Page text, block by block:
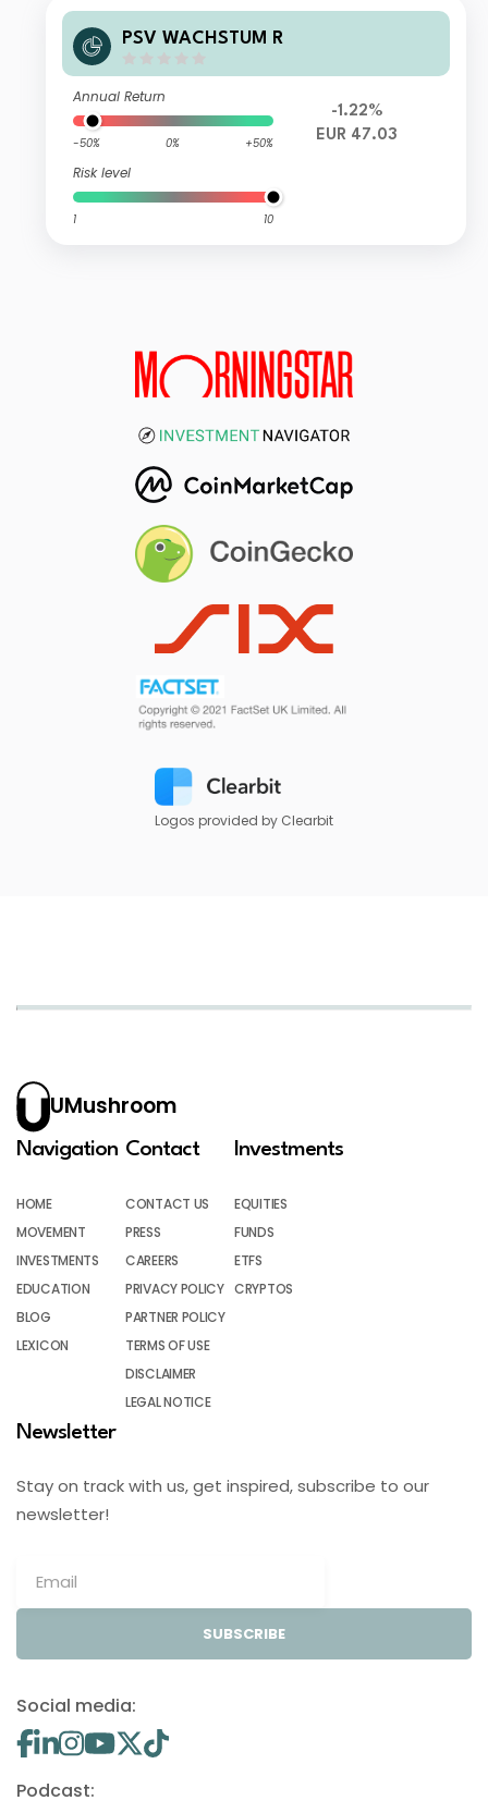
PSV WACHSTUM R
Annual Return
-50% 0% +50%
Risk level
1 10
-1.22%
EUR 47.03
Logos provided by Clearbit
UMushroom
Navigation
HOME
MOVEMENT
INVESTMENTS
EDUCATION
BLOG
LEXICON
Contact
CONTACT US
PRESS
CAREERS
PRIVACY POLICY
PARTNER POLICY
TERMS OF USE
DISCLAIMER
LEGAL NOTICE
Investments
EQUITIES
FUNDS
ETFS
CRYPTOS
Newsletter
Stay on track with us, get inspired, subscribe to our
newsletter!
SUBSCRIBE
Social media:
Podcast: